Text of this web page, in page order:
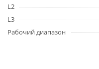
L2
L3
Рабочий диапазон